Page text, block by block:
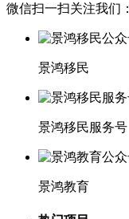
微信扫一扫关注我们：
景鸿移民
景鸿移民服务号
景鸿教育